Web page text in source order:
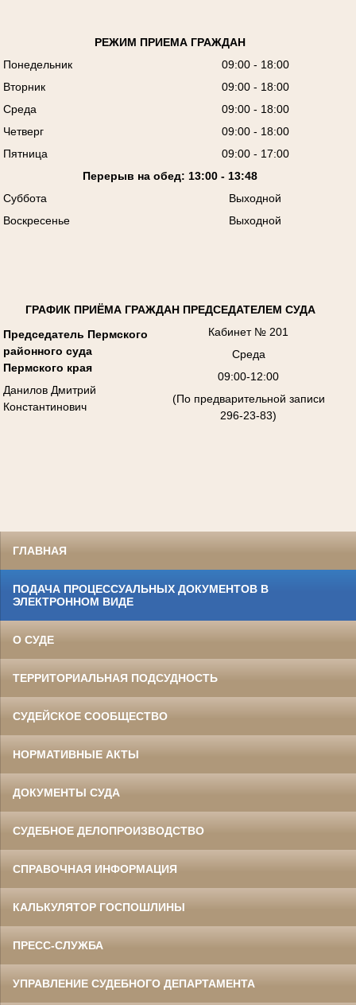
РЕЖИМ ПРИЕМА ГРАЖДАН
Понедельник
09:00 - 18:00
Вторник
09:00 - 18:00
Среда
09:00 - 18:00
Четверг
09:00 - 18:00
Пятница
09:00 - 17:00
Перерыв на обед: 13:00 - 13:48
Суббота
Выходной
Воскресенье
Выходной
ГРАФИК ПРИЁМА ГРАЖДАН ПРЕДСЕДАТЕЛЕМ СУДА
Председатель Пермского
районного суда
Пермского края
Данилов Дмитрий
Константинович
Кабинет № 201
Среда
09:00-12:00
(По предварительной записи
296-23-83)
ГЛАВНАЯ
ПОДАЧА ПРОЦЕССУАЛЬНЫХ ДОКУМЕНТОВ В
ЭЛЕКТРОННОМ ВИДЕ
О СУДЕ
ТЕРРИТОРИАЛЬНАЯ ПОДСУДНОСТЬ
СУДЕЙСКОЕ СООБЩЕСТВО
НОРМАТИВНЫЕ АКТЫ
ДОКУМЕНТЫ СУДА
СУДЕБНОЕ ДЕЛОПРОИЗВОДСТВО
СПРАВОЧНАЯ ИНФОРМАЦИЯ
КАЛЬКУЛЯТОР ГОСПОШЛИНЫ
ПРЕСС-СЛУЖБА
УПРАВЛЕНИЕ СУДЕБНОГО ДЕПАРТАМЕНТА